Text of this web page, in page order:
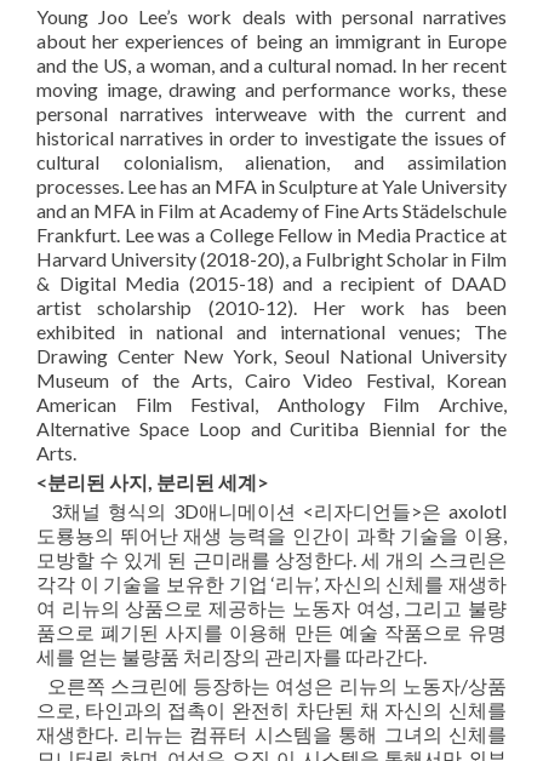
Young Joo Lee’s work deals with personal narratives
about her experiences of being an immigrant in Europe
and the US, a woman, and a cultural nomad. In her recent
moving image, drawing and performance works, these
personal narratives interweave with the current and
historical narratives in order to investigate the issues of
cultural colonialism, alienation, and assimilation
processes. Lee has an MFA in Sculpture at Yale University
and an MFA in Film at Academy of Fine Arts Städelschule
Frankfurt. Lee was a College Fellow in Media Practice at
Harvard University (2018-20), a Fulbright Scholar in Film
& Digital Media (2015-18) and a recipient of DAAD
artist scholarship (2010-12). Her work has been
exhibited in national and international venues; The
Drawing Center New York, Seoul National University
Museum of the Arts, Cairo Video Festival, Korean
American Film Festival, Anthology Film Archive,
Alternative Space Loop and Curitiba Biennial for the
Arts.
<분리된 사지, 분리된 세계>
3채널 형식의 3D애니메이션 <리자디언들>은 axolotl
도룡뇽의 뛰어난 재생 능력을 인간이 과학 기술을 이용,
모방할 수 있게 된 근미래를 상정한다. 세 개의 스크린은
각각 이 기술을 보유한 기업 ‘리뉴’, 자신의 신체를 재생하
여 리뉴의 상품으로 제공하는 노동자 여성, 그리고 불량
품으로 폐기된 사지를 이용해 만든 예술 작품으로 유명
세를 얻는 불량품 처리장의 관리자를 따라간다.
오른쪽 스크린에 등장하는 여성은 리뉴의 노동자/상품
으로, 타인과의 접촉이 완전히 차단된 채 자신의 신체를
재생한다. 리뉴는 컴퓨터 시스템을 통해 그녀의 신체를